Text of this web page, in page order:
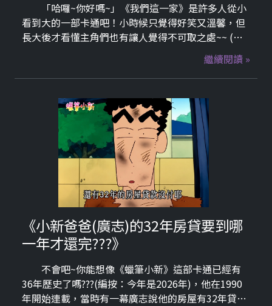
「哈囉~你好嗎~」《我們這一家》是許多人從小
看到大的一部卡通吧！小時候只覺得好笑又溫馨，但
長大後才看懂主角們也有讓人覺得不可取之處~~ (以
下圖文取材自PopDaily波波黛莉的異想世界)繼續閱讀 »
《小新爸爸(廣志)的32年房貸要到哪
一年才還完???》
不會吧~你能想像《蠟筆小新》這部卡通已經有
36年歷史了嗎???(編按：今年是2026年)，他在1990
年開始連載，當時有一幕廣志說他的房屋有32年貸款